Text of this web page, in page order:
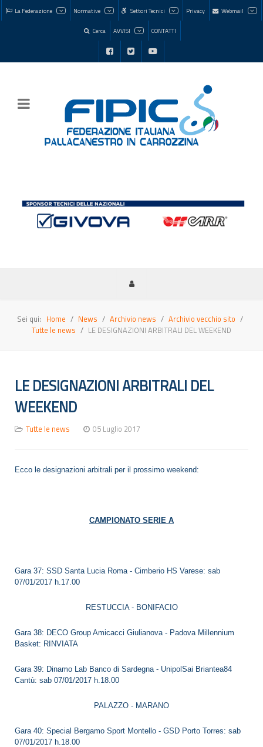
La Federazione Normative Settori Tecnici Privacy Webmail
Cerca AVVISI CONTATTI
Sei qui: Home News Archivio news
Archivio vecchio sito
Tutte le news
LE DESIGNAZIONI ARBITRALI DEL WEEKEND
LE DESIGNAZIONI ARBITRALI DEL
WEEKEND
Tutte le news 05 Luglio 2017
Ecco le designazioni arbitrali per il prossimo weekend:
CAMPIONATO SERIE A
Gara 37: SSD Santa Lucia Roma - Cimberio HS Varese: sab
07/01/2017 h.17.00
RESTUCCIA - BONIFACIO
Gara 38: DECO Group Amicacci Giulianova - Padova Millennium
Basket: RINVIATA
Gara 39: Dinamo Lab Banco di Sardegna - UnipolSai Briantea84
Cantù: sab 07/01/2017 h.18.00
PALAZZO - MARANO
Gara 40: Special Bergamo Sport Montello - GSD Porto Torres: sab
07/01/2017 h.18.00